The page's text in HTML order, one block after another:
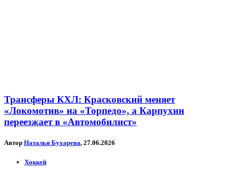
Трансферы КХЛ: Красковский меняет
«Локомотив» на «Торпедо», а Карпухин
переезжает в «Автомобилист»
Автор Наталья Бухарева, 27.06.2026
Хоккей